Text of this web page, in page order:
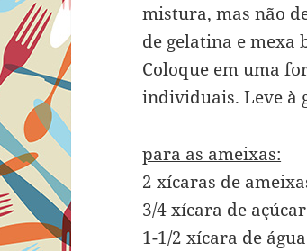
mistura, mas não
de gelatina e mexa
Coloque em uma
individuais. Leve à
para as ameixas:
2 xícaras de
3/4 xícara de açúcar
1-1/2 xícara de água